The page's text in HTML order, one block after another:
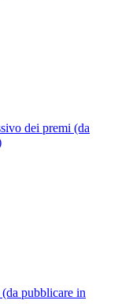
dei premi (da
pubblicare in